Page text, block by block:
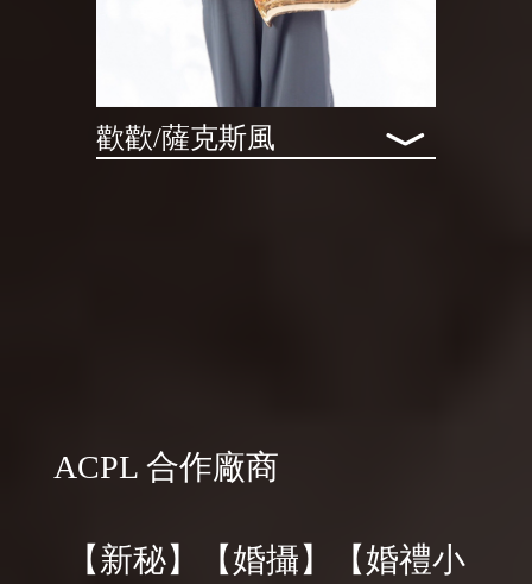
歡歡/薩克斯風 ﹀
ACPL 合作廠商
【新秘】【婚攝】【婚禮小